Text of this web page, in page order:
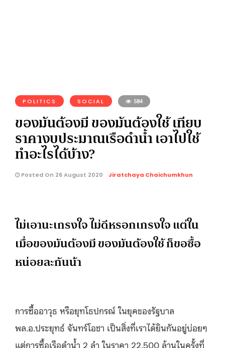
POLITICS SOCIAL 584
ของมันต้องมี ของมันต้องใช้ เทียบ
ราคางบประมาณเรือดำน้ำ เอาไปใช้
ทำอะไรได้บ้าง?
Posted On 26 August 2020 Jiratchaya Chaichumkhun
ไม่เอานะเกรงใจ ไม่ดีหรอกเกรงใจ แต่ใน
เมื่อของมันต้องมี ของมันต้องใช้ ก็ขอซื้อ
หน่อยละกันน้า
การซื้ออาวุธ หรือยุทโธปกรณ์ ในยุคของรัฐบาล
พล.อ.ประยุทธ์ จันทร์โอชา เป็นสิ่งที่เราได้ยินกันอยู่บ่อยๆ
แต่การซื้อเรือดำน้ำ 2 ลำ ในราคา 22,500 ล้านในครั้งที่